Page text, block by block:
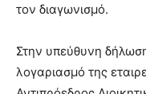
τον διαγωνισμό.
Στην υπεύθυνη
λογαριασμό της